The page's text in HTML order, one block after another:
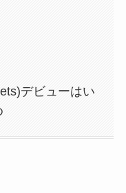
デビューはい